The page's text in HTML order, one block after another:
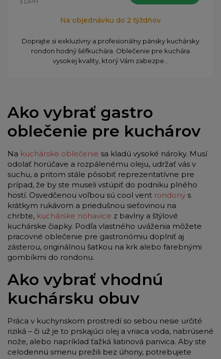
Na objednávku do 2 týždňov
Doprajte si exkluzívny a profesionálny pánsky kuchársky
rondon hodný šéfkuchára. Oblečenie pre kuchára
vysokej kvality, ktorý Vám zabezpe...
Ako vybrať gastro
oblečenie pre kuchárov
Na kuchárske oblečenie sa kladú vysoké nároky. Musí
odolať horúčave a rozpálenému oleju, udržať vás v
suchu, a pritom stále pôsobiť reprezentatívne pre
prípad, že by ste museli vstúpiť do podniku plného
hostí. Osvedčenou voľbou sú cool vent rondony s
krátkym rukávom a priedušnou sieťovinou na
chrbte, kuchárske nohavice z bavlny a štýlové
kuchárske čiapky. Podľa vlastného uváženia môžete
pracovné oblečenie pre gastronómiu doplniť aj
zásterou, originálnou šatkou na krk alebo farebnými
gombíkmi do rondonu.
Ako vybrať vhodnú
kuchársku obuv
Práca v kuchynskom prostredí so sebou nesie určité
riziká – či už je to prskajúci olej a vriaca voda, nabrúsené
nože, alebo napríklad ťažká liatinová panvica. Aby ste
celodennú smenu prežili bez úhony, potrebujete